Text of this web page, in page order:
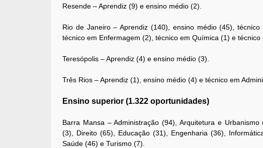
Resende – Aprendiz (9) e ensino médio (2).
Rio de Janeiro – Aprendiz (140), ensino médio (45),
técnico em Enfermagem (2), técnico em Química (1) e técnico
Teresópolis – Aprendiz (4) e ensino médio (3).
Três Rios – Aprendiz (1), ensino médio (4) e técnico em
Ensino superior (1.322 oportunidades)
Barra Mansa – Administração (94), Arquitetura e
(3), Direito (65), Educação (31), Engenharia (36),
Saúde (46) e Turismo (7).